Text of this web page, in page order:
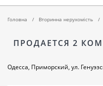
Головна Вторинна нерухомість
ПРОДАЕТСЯ 2
Одесса, Приморский, ул.